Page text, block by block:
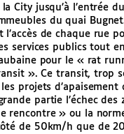
City jusqu’à l’entrée
du quai
l’accès de chaque rue
services publics tout
pour le « rat
». Ce transit, trop
projets d’apaisement
partie l’échec des
rencontre » ou la
de 50km/h que de